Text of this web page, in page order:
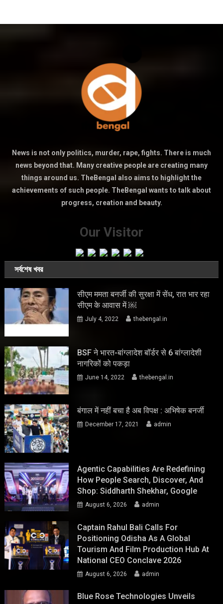
News is not only politics, murder, rape, fights. There is much
news beyond that. Many creative people are creating many
things around us. TheBengal also aims to highlight the
achievements of such people. TheBengal wants to talk about
progress, creation and beauty.
Our Visitor
সর্বশেষ খবর
सीएम ममता बनर्जी की सुरक्षा में सेंध, रात भार रहा
सीएम के आवास में ￼
July 4, 2022 thebengal.in
BSF ने भारत-बांग्लादेश बॉर्डर से 6 बांग्लादेशी
नागरिकों को पकड़ा
June 14, 2022 thebengal.in
बंगाल में नहीं बचा है अब विपक्ष : अभिषेक बनर्जी
December 17, 2021 admin
Agentic Capabilities Are Redefining
How People Search, Discover, And
Shop: Siddharth Shekhar, Google
August 6, 2026 admin
Captain Rahul Bali Calls For
Positioning Odisha As A Global
Tourism And Film Production Hub At
National CEO Conclave 2026
August 6, 2026 admin
Blue Rose Technologies Unveils